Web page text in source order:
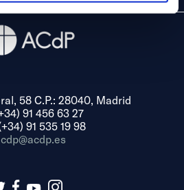
58 C.P.: 28040, Madrid
91 456 63 27
91 535 19 98